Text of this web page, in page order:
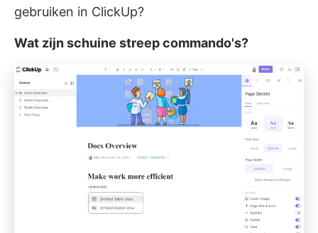
gebruiken in ClickUp?
Wat zijn schuine streep commando's?